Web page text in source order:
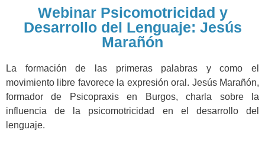
Webinar Psicomotricidad y
Desarrollo del Lenguaje: Jesús
Marañón
La formación de las primeras palabras y como el
movimiento libre favorece la expresión oral. Jesús Marañón,
formador de Psicopraxis en Burgos, charla sobre la
influencia de la psicomotricidad en el desarrollo del
lenguaje.